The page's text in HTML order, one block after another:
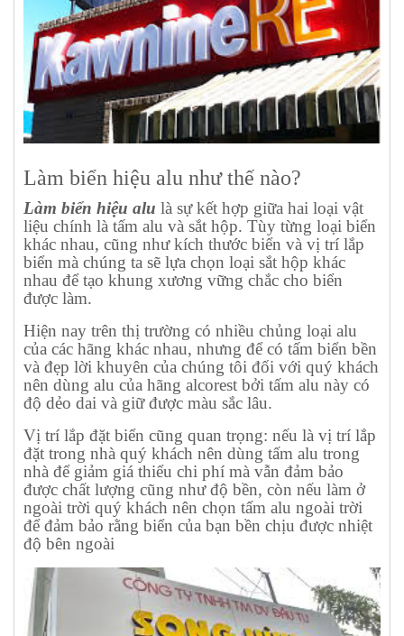
Làm biển hiệu alu như thế nào?
Làm biển hiệu alu là sự kết hợp giữa hai loại vật
liệu chính là tấm alu và sắt hộp. Tùy từng loại biển
khác nhau, cũng như kích thước biển và vị trí lắp
biển mà chúng ta sẽ lựa chọn loại sắt hộp khác
nhau để tạo khung xương vững chắc cho biển
được làm.
Hiện nay trên thị trường có nhiều chủng loại alu
của các hãng khác nhau, nhưng để có tấm biển bền
và đẹp lời khuyên của chúng tôi đối với quý khách
nên dùng alu của hãng alcorest bởi tấm alu này có
độ dẻo dai và giữ được màu sắc lâu.
Vị trí lắp đặt biển cũng quan trọng: nếu là vị trí lắp
đặt trong nhà quý khách nên dùng tấm alu trong
nhà để giảm giá thiểu chi phí mà vẫn đảm bảo
được chất lượng cũng như độ bền, còn nếu làm ở
ngoài trời quý khách nên chọn tấm alu ngoài trời
để đảm bảo rằng biển của bạn bền chịu được nhiệt
độ bên ngoài